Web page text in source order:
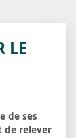
LE
de ses
de relever